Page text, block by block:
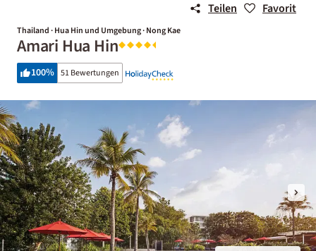
Teilen Favorit
Thailand · Hua Hin und Umgebung · Nong Kae
Amari Hua Hin
100% 51 Bewertungen